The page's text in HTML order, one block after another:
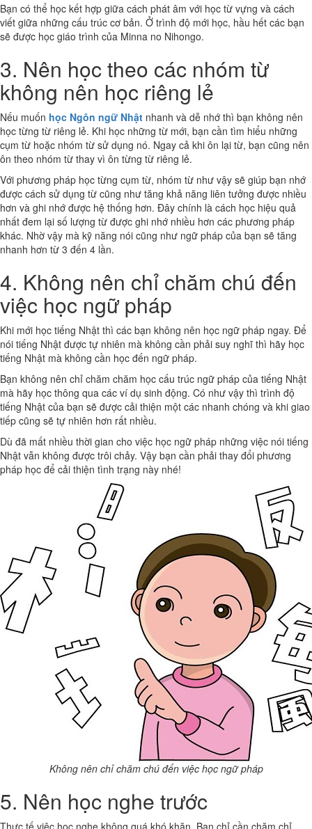
Bạn có thể học kết hợp giữa cách phát âm với học từ vựng và cách
viết giữa những cấu trúc cơ bản. Ở trình độ mới học, hầu hết các bạn
sẽ được học giáo trình của Minna no Nihongo.
3. Nên học theo các nhóm từ
không nên học riêng lẻ
Nếu muốn học Ngôn ngữ Nhật nhanh và dễ nhớ thì bạn không nên
học từng từ riêng lẻ. Khi học những từ mới, bạn cần tìm hiểu những
cụm từ hoặc nhóm từ sử dụng nó. Ngay cả khi ôn lại từ, bạn cũng nên
ôn theo nhóm từ thay vì ôn từng từ riêng lẻ.
Với phương pháp học từng cụm từ, nhóm từ như vậy sẽ giúp bạn nhớ
được cách sử dụng từ cũng như tăng khả năng liên tưởng được nhiều
hơn và ghi nhớ được hệ thống hơn. Đây chính là cách học hiệu quả
nhất đem lại số lượng từ được ghi nhớ nhiều hơn các phương pháp
khác. Nhờ vậy mà kỹ năng nói cũng như ngữ pháp của bạn sẽ tăng
nhanh hơn từ 3 đến 4 lần.
4. Không nên chỉ chăm chú đến
việc học ngữ pháp
Khi mới học tiếng Nhật thì các bạn không nên học ngữ pháp ngay. Để
nói tiếng Nhật được tự nhiên mà không cần phải suy nghĩ thì hãy học
tiếng Nhật mà không cần học đến ngữ pháp.
Bạn không nên chỉ chăm chăm học cấu trúc ngữ pháp của tiếng Nhật
mà hãy học thông qua các ví dụ sinh động. Có như vậy thì trình độ
tiếng Nhật của bạn sẽ được cải thiện một các nhanh chóng và khi giao
tiếp cũng sẽ tự nhiên hơn rất nhiều.
Dù đã mất nhiều thời gian cho việc học ngữ pháp những việc nói tiếng
Nhật vẫn không được trôi chảy. Vậy bạn cần phải thay đổi phương
pháp học để cải thiện tình trạng này nhé!
Không nên chỉ chăm chú đến việc học ngữ pháp
5. Nên học nghe trước
Thực tế việc học nghe không quá khó khăn. Bạn chỉ cần chăm chỉ